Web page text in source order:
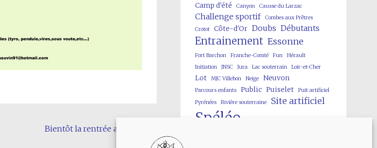
Bientôt la rentrée au SCCM
Camp d'été Canyon Causse du Larzac
Challenge sportif
Combes aux Prêtres
Crotot
Côte-d'Or Doubs Débutants
Entrainement Essonne
Fort Barchon Franche-Comté Fun
Hérault
Initiation
JNSC Jura Lac souterrain Loir-et-Cher
Lot MJC Villebon Neige Neuvon
Parcours enfants Public Puiselet
Puit artificiel
Pyrénées
Rivière souterraine Site artificiel
Spéléo